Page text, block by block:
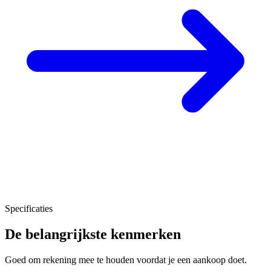
Specificaties
De belangrijkste kenmerken
Goed om rekening mee te houden voordat je een aankoop doet.